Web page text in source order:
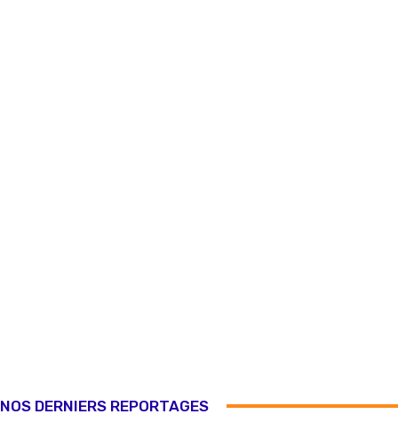
NOS DERNIERS REPORTAGES